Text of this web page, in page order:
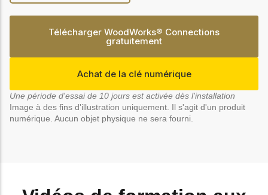
certifiés pour vous
aider à concevoir des
structures en bois
efficaces et durables
Apprentissage
en ligne
Développez votre
organisation.
Carrières
d'emploi actuelles et les
opportunités de
développement de
carrière au sein de notre
équipe multidisciplinaire.
Télécharger WoodWorks® Connections
gratuitement
Achat de la clé numérique
Une période d'essai de 10 jours est activée dès l'installation
Image à des fins d'illustration uniquement. Il s'agit d'un produit
numérique. Aucun objet physique ne sera fourni.